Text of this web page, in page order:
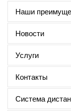
Наши
Новости
Услуги
Контакты
Система